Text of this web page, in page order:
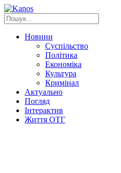
Новини
Суспільство
Політика
Економіка
Культура
Кримінал
Актуально
Погляд
Інтерактив
Життя ОТГ